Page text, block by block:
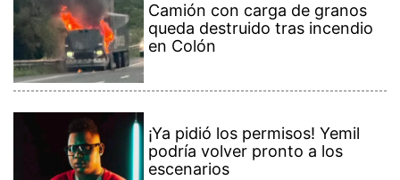
Camión con carga de granos
queda destruido tras incendio
en Colón
¡Ya pidió los permisos! Yemil
podría volver pronto a los
escenarios